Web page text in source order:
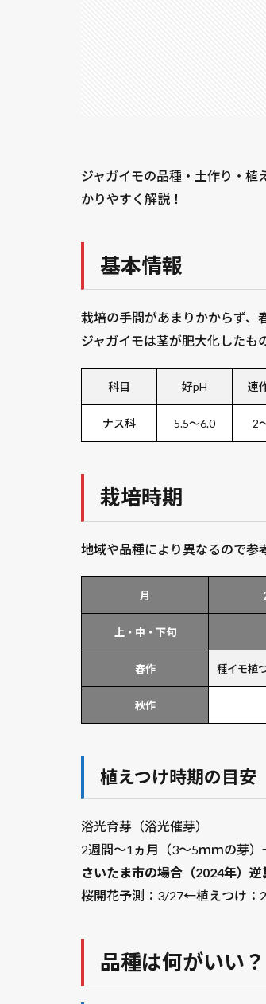
ジャガイモの品種・土作り・植
かりやすく解説！
基本情報
栽培の手間があまりかからず、
ジャガイモは茎が肥大化したも
科目 好pH 連
ナス科 5.5〜6.0 2
栽培時期
地域や品種により異なるので参
月
上・中・下旬
春作 種イモ植
秋作
植えつけ時期の目安
浴光育芽（浴光催芽）
2週間～1ヵ月（3～5ｍｍの芽
さいたま市の場合（2024年）逆
桜開花予測：3/27←植えつけ
品種は何がいい？